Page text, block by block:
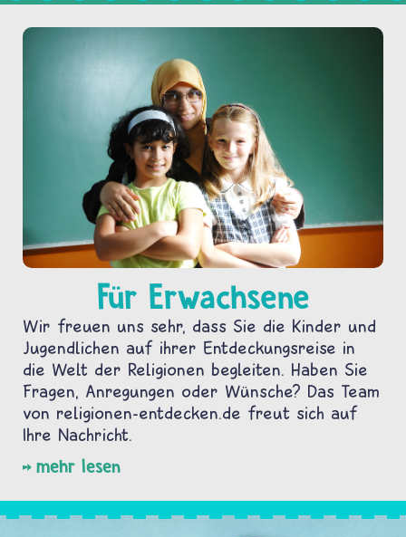
Für Erwachsene
Wir freuen uns sehr, dass Sie die Kinder und
Jugendlichen auf ihrer Entdeckungsreise in
die Welt der Religionen begleiten. Haben Sie
Fragen, Anregungen oder Wünsche? Das Team
von religionen-entdecken.de freut sich auf
Ihre Nachricht.
mehr lesen